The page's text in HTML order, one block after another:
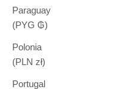
Paraguay
(PYG ₲)
Polonia
(PLN zł)
Portugal